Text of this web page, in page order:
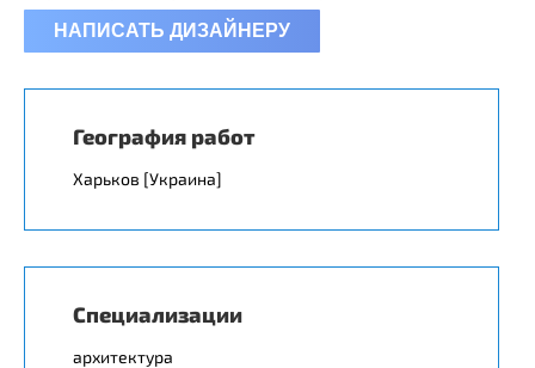
НАПИСАТЬ ДИЗАЙНЕРУ
География работ
Харьков [Украина]
Специализации
архитектура